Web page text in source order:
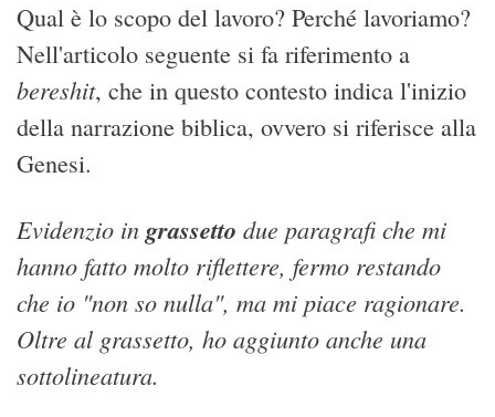
Qual è lo scopo del lavoro? Perché lavoriamo?
Nell'articolo seguente si fa riferimento a
bereshit, che in questo contesto indica l'inizio
della narrazione biblica, ovvero si riferisce alla
Genesi.
Evidenzio in grassetto due paragrafi che mi
hanno fatto molto riflettere, fermo restando
che io "non so nulla", ma mi piace ragionare.
Oltre al grassetto, ho aggiunto anche una
sottolineatura.